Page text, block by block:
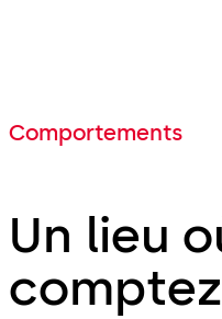
Comportements
Un lieu
comptez